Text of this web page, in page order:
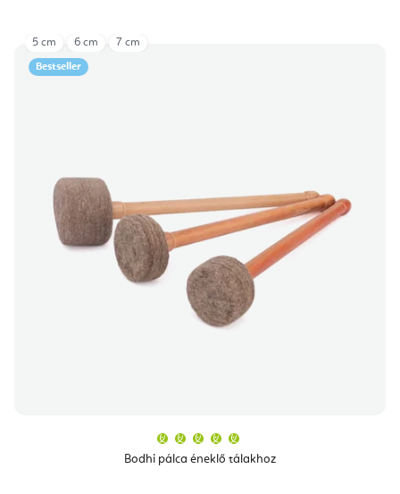
Bestseller
Bodhi pálca éneklő tálakhoz
átlagos
értékelése
5 cm 6 cm 7 cm